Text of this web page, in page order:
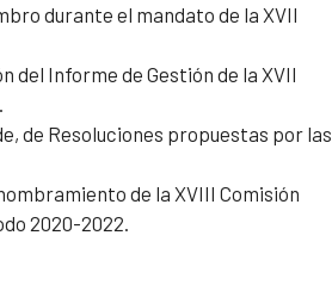
durante el mandato de la XVII
del Informe de Gestión de la XVII
de Resoluciones propuestas por las
de la XVIII Comisión
2020-2022.